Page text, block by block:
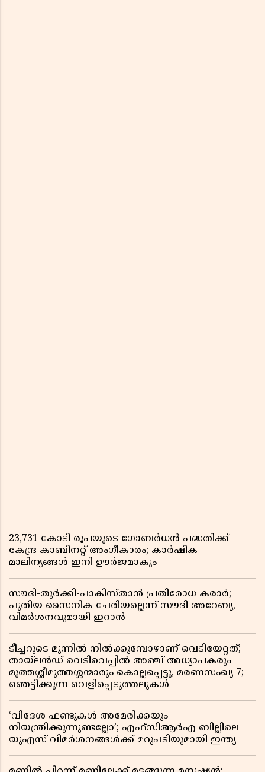
23,731 കോടി രൂപയുടെ ഗോബർധൻ പദ്ധതിക്ക്
കേന്ദ്ര കാബിനറ്റ് അംഗീകാരം; കാർഷിക
മാലിന്യങ്ങൾ ഇനി ഊർജമാകും
സൗദി-തുർക്കി-പാകിസ്താൻ പ്രതിരോധ കരാർ;
പുതിയ സൈനിക ചേരിയല്ലെന്ന് സൗദി അറേബ്യ,
വിമർശനവുമായി ഇറാൻ
ടീച്ചറുടെ മുന്നിൽ നിൽക്കുമ്പോഴാണ് വെടിയേറ്റത്;
തായ്‌ലൻഡ് വെടിവെപ്പിൽ അഞ്ച് അധ്യാപകരും
മുത്തശ്ശീമുത്തശ്ശന്മാരും കൊല്ലപ്പെട്ടു, മരണസംഖ്യ 7;
ഞെട്ടിക്കുന്ന വെളിപ്പെടുത്തലുകൾ
‘വിദേശ ഫണ്ടുകൾ അമേരിക്കയും
നിയന്ത്രിക്കുന്നുണ്ടല്ലോ’; എഫ്സിആർഎ ബില്ലിലെ
യുഎസ് വിമർശനങ്ങൾക്ക് മറുപടിയുമായി ഇന്ത്യ